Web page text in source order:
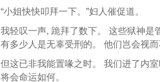
“小姐快快叩拜一下。”妇人催促道。
我轻叹一声, 跪拜了数下。 这些狱神是
有多少人是无辜受刑的。 他们岂会视
但这已非我能置喙之时。 我们进了内
将会命运如何。